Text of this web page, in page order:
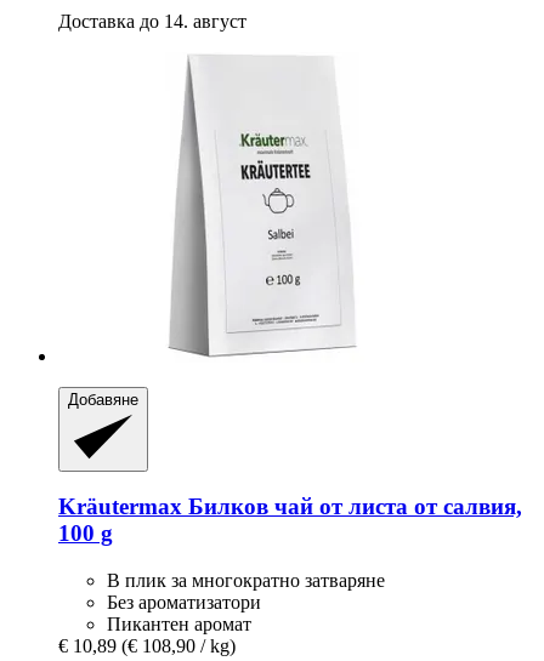
Доставка до 14. август
Добавяне
Kräutermax Билков чай от листа от салвия,
100 g
В плик за многократно затваряне
Без ароматизатори
Пикантен аромат
€ 10,89 (€ 108,90 / kg)